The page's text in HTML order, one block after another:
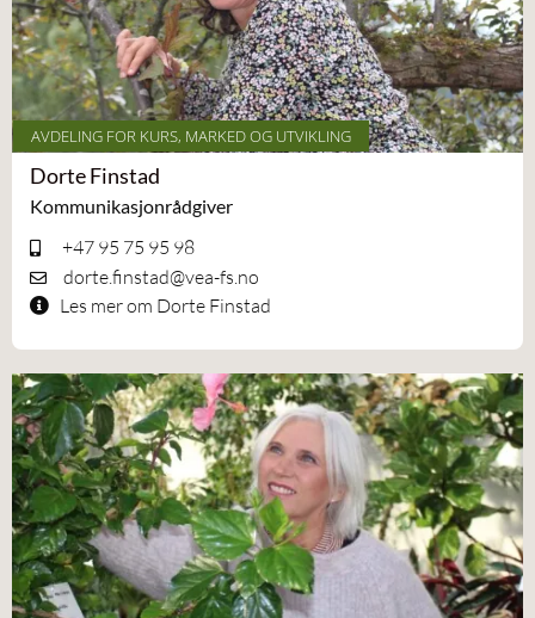
AVDELING FOR KURS, MARKED OG UTVIKLING
Dorte Finstad
Kommunikasjonrådgiver
+47 95 75 95 98
dorte.finstad@vea-fs.no
Les mer om Dorte Finstad